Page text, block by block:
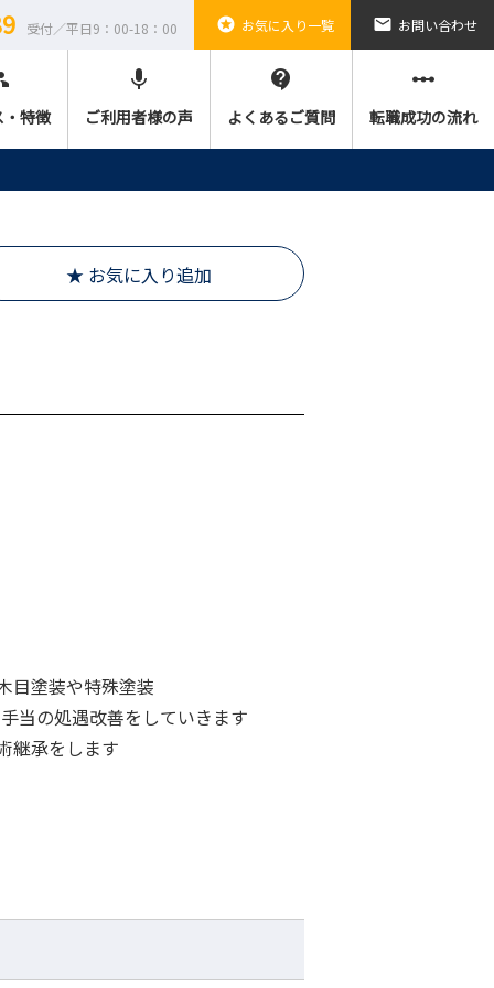
受付／平日9：00-18：00 stars お気に入り一覧 email お問い合わせ
・特徴
mic
ご利用者様の声
contact_support
よくあるご質問
linear_scale
転職成功の流れ
★ お気に入り追加
目塗装や特殊塗装
当の処遇改善をしていきます
承をします